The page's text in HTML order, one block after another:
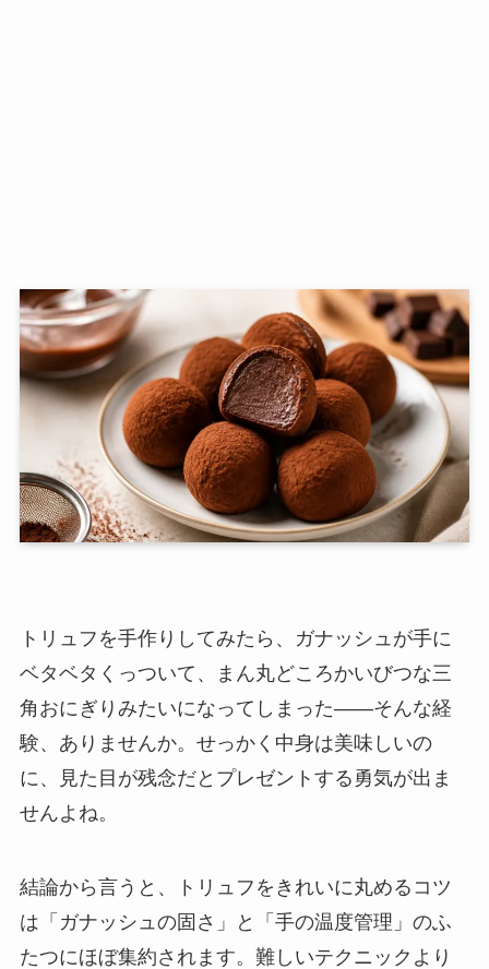
トリュフを手作りしてみたら、ガナッシュが手に
ベタベタくっついて、まん丸どころかいびつな三
角おにぎりみたいになってしまった——そんな経
験、ありませんか。せっかく中身は美味しいの
に、見た目が残念だとプレゼントする勇気が出ま
せんよね。
結論から言うと、トリュフをきれいに丸めるコツ
は「ガナッシュの固さ」と「手の温度管理」のふ
たつにほぼ集約されます。難しいテクニックより